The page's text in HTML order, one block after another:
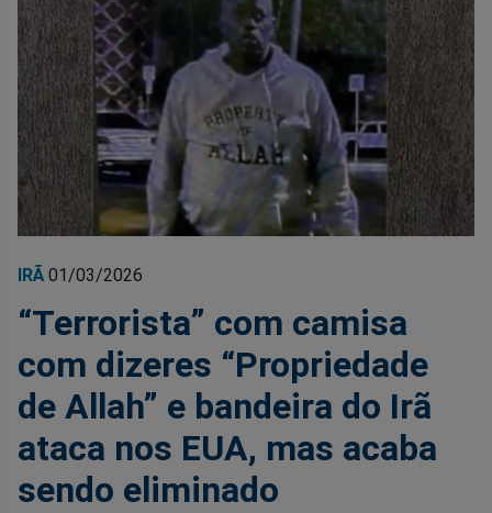
IRÃ 01/03/2026
“Terrorista” com camisa
com dizeres “Propriedade
de Allah” e bandeira do Irã
ataca nos EUA, mas acaba
sendo eliminado